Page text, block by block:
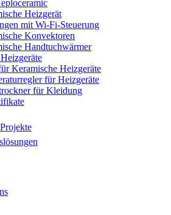
Heizgerät
mit Wi-Fi-Steuerung
Konvektoren
Handtuchwärmer
Keramische Heizgeräte
für Heizgeräte
für Kleidung